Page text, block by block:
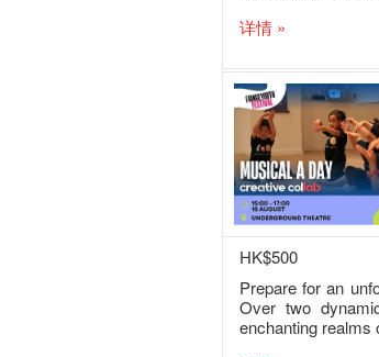
详情 »
HK$500
Prepare for an
Over two
enchanting realms